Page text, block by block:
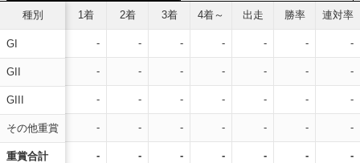
種別
GI
GII
GIII
その他重賞
重賞合計
1着 2着 3着 4着～ 出走 勝率 連対率
- - - - - - -
- - - - - - -
- - - - - - -
- - - - - - -
- - - - - - -